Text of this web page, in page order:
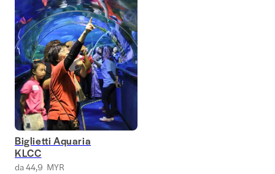
Biglietti Aquaria
KLCC
da 44,9 MYR